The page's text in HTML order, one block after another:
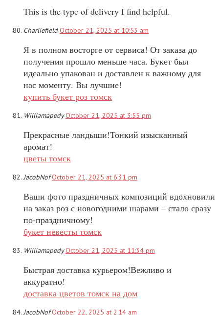
This is the type of delivery I find helpful.
CharliefieldOctober 21, 2025 at 10:53 am
Я в полном восторге от сервиса! От заказа до
получения прошло меньше часа. Букет был
идеально упакован и доставлен к важному для
нас моменту. Вы лучшие!
купить букет роз томск
WilliamapedyOctober 21, 2025 at 3:55 pm
Прекрасные ландыши!Тонкий изысканный
аромат!
цветы томск
JacobNofOctober 21, 2025 at 6:31 pm
Ваши фото праздничных композиций вдохновили
на заказ роз с новогодними шарами – стало сразу
по-праздничному!
букет невесты томск
WilliamapedyOctober 21, 2025 at 11:34 pm
Быстрая доставка курьером!Вежливо и
аккуратно!
доставка цветов томск на дом
JacobNofOctober 22, 2025 at 2:14 am